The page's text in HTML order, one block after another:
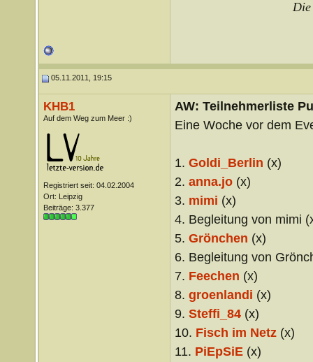
Die
05.11.2011, 19:15
KHB1
Auf dem Weg zum Meer :)
Registriert seit: 04.02.2004
Ort: Leipzig
Beiträge: 3.377
AW: Teilnehmerliste
Eine Woche vor dem
1. Goldi_Berlin (x)
2. anna.jo(x)
3. mimi (x)
4. Begleitung von mimi
5. Grönchen (x)
6. Begleitung von
7. Feechen (x)
8. groenlandi (x)
9. Steffi_84(x)
10. Fisch im Netz(x)
11. PiEpSiE(x)